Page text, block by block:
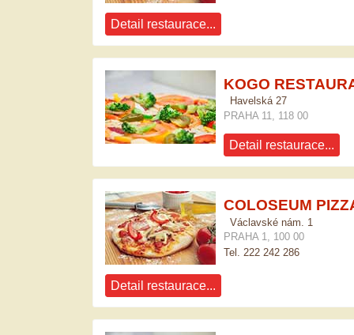
Detail restaurace...
KOGO
Havelská 27
PRAHA 11, 118 00
Detail restaurace...
COLOSEUM
Václavské nám. 1
PRAHA 1, 100 00
Tel. 222 242 286
Detail restaurace...